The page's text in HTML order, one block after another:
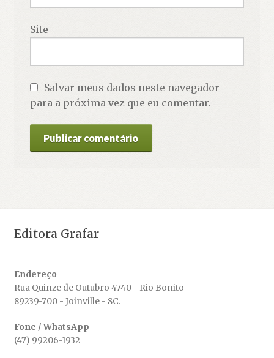
Site
Salvar meus dados neste navegador
para a próxima vez que eu comentar.
Editora Grafar
Endereço
Rua Quinze de Outubro 4740 - Rio Bonito
89239-700 - Joinville - SC.
Fone / WhatsApp
(47) 99206-1932